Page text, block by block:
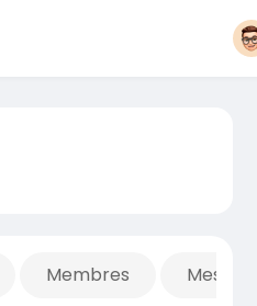
Membres Mes fils